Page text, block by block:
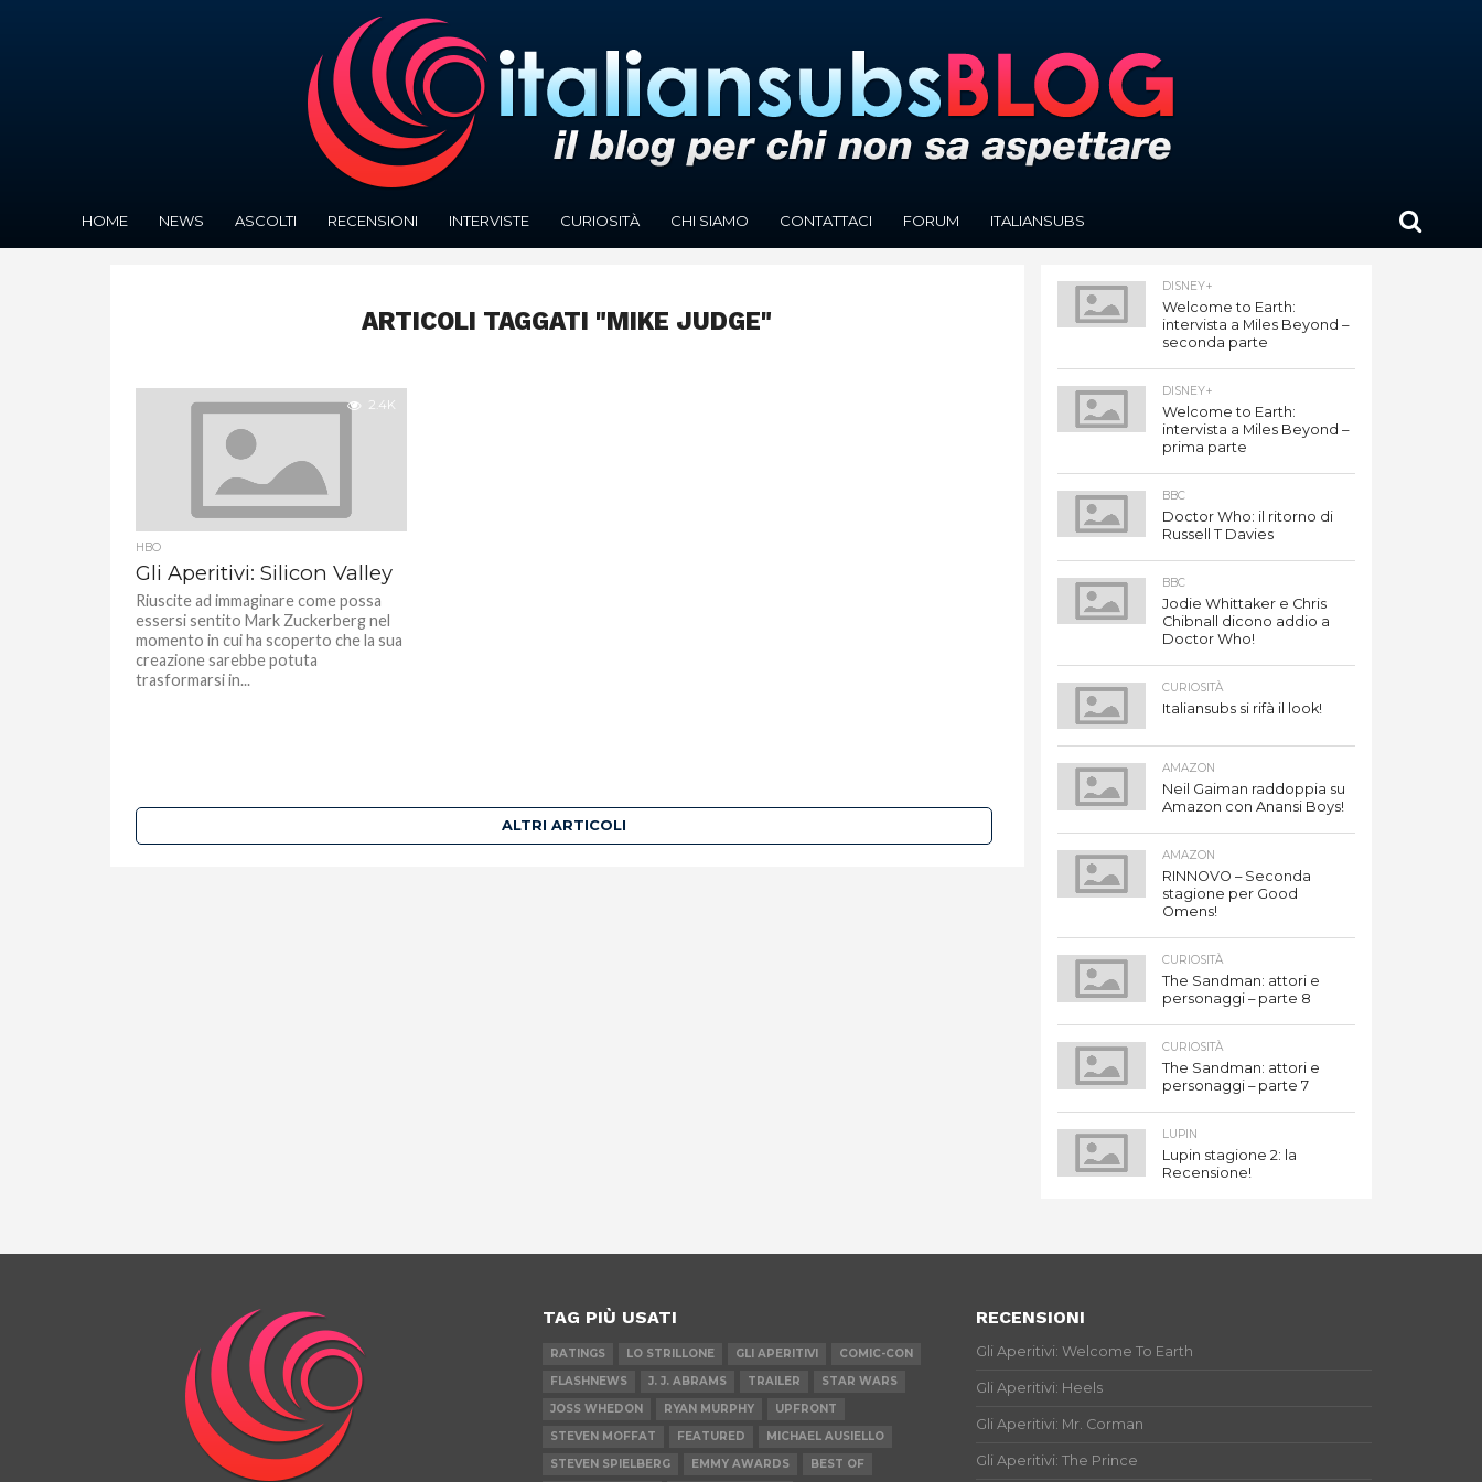
HOME NEWS ASCOLTI RECENSIONI INTERVISTE CURIOSITÀ CHI SIAMO CONTATTACI FORUM ITALIANSUBS
ARTICOLI TAGGATI "MIKE JUDGE"
2.4K
HBO
Gli Aperitivi: Silicon Valley
Riuscite ad immaginare come possa
essersi sentito Mark Zuckerberg nel
momento in cui ha scoperto che la sua
creazione sarebbe potuta
trasformarsi in...
ALTRI ARTICOLI
DISNEY+
Welcome to Earth:
intervista a Miles Beyond –
seconda parte
DISNEY+
Welcome to Earth:
intervista a Miles Beyond –
prima parte
BBC
Doctor Who: il ritorno di
Russell T Davies
BBC
Jodie Whittaker e Chris
Chibnall dicono addio a
Doctor Who!
CURIOSITÀ
Italiansubs si rifà il look!
AMAZON
Neil Gaiman raddoppia su
Amazon con Anansi Boys!
AMAZON
RINNOVO – Seconda
stagione per Good
Omens!
CURIOSITÀ
The Sandman: attori e
personaggi – parte 8
CURIOSITÀ
The Sandman: attori e
personaggi – parte 7
LUPIN
Lupin stagione 2: la
Recensione!
TAG PIÙ USATI
RATINGS LO STRILLONE GLI APERITIVI
COMIC-CON
FLASHNEWS
J. J. ABRAMS TRAILER
STAR WARS
JOSS WHEDON
RYAN MURPHY
UPFRONT
STEVEN MOFFAT
FEATURED
MICHAEL AUSIELLO
STEVEN SPIELBERG
EMMY AWARDS BEST OF
RECENSIONI
Gli Aperitivi: Welcome To Earth
Gli Aperitivi: Heels
Gli Aperitivi: Mr. Corman
Gli Aperitivi: The Prince